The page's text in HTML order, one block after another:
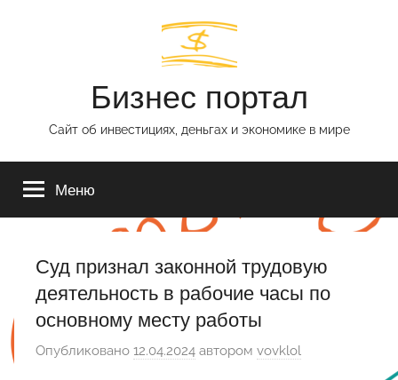
Бизнес портал
Сайт об инвестициях, деньгах и экономике в мире
Меню
Суд признал законной трудовую
деятельность в рабочие часы по
основному месту работы
Опубликовано 12.04.2024 автором vovklol